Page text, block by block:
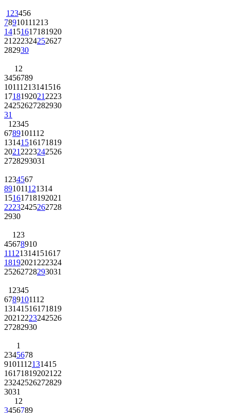
1 23456
78910111213
14151617181920
21 222324252627
282930
1 2
3456789
10111213141516
1718192021 2223
24252627282930
31
1 2345
6789101112
13141516171819
2021 2223242526
2728293031
1 234567
891011121314
15161718192021
22232425262728
2930
1 23
45678910
11121314151617
18192021 222324
25262728293031
1 2345
6789101112
13141516171819
2021 2223242526
27282930
1
2345678
9101112131415
161718192021 22
23242526272829
3031
1 2
3456789